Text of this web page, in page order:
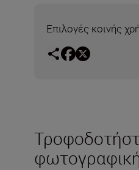
Επιλογές κοινής